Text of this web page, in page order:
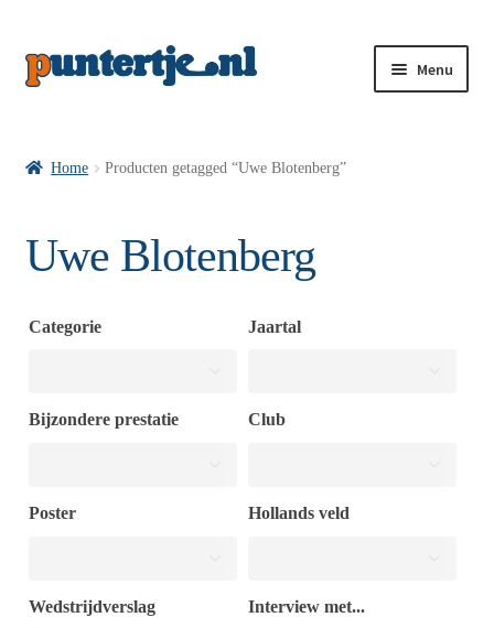
Menu
Home Producten getagged “Uwe Blotenberg”
Uwe Blotenberg
Categorie Jaartal
Bijzondere prestatie Club
Poster Hollands veld
Wedstrijdverslag Interview met...